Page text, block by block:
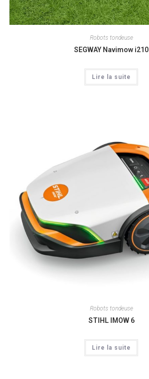
Robots tondeuse
SEGWAY Navimow i210
Lire la suite
Robots tondeuse
STIHL IMOW 6
Lire la suite